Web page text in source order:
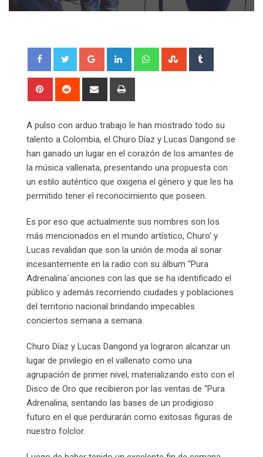
Google+ LinkedIn WhatsappStumbleUpon
Pinterest Reddit
Share
A pulso con arduo trabajo le han mostrado todo su
talento a Colombia, el Churo Díaz y Lucas Dangond se
han ganado un lugar en el corazón de los amantes de
la música vallenata, presentando una propuesta con
un estilo auténtico que oxigena el género y que les ha
permitido tener el reconocimiento que poseen.
Es por eso que actualmente sus nombres son los
más mencionados en el mundo artístico, Churo’ y
Lucas revalidan que son la unión de moda al sonar
incesantemente en la radio con su álbum “Pura
Adrenalina´anciones con las que se ha identificado el
público y además recorriendo ciudades y poblaciones
del territorio nacional brindando impecables
conciertos semana a semana.
Churo Díaz y Lucas Dangond ya lograron alcanzar un
lugar de privilegio en el vallenato como una
agrupación de primer nivel, materializando esto con el
Disco de Oro que recibieron por las ventas de “Pura
Adrenalina, sentando las bases de un prodigioso
futuro en el que perdurarán como exitosas figuras de
nuestro folclor.